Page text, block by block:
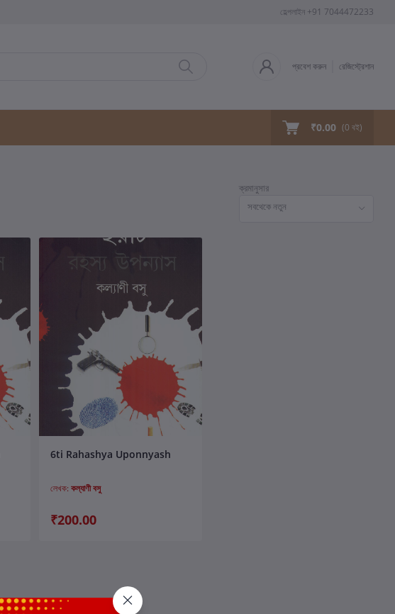
হেল্পলাইন +91 7044472233
প্রবেশ করুন রেজিস্ট্রেশান
₹0.00 (0 বই)
ক্রমানুসার
সবথেকে নতুন
কার্টে যোগ করুন
6ti Rahashya Uponnyash
লেখক:কল্যাণী বসু
₹200.00